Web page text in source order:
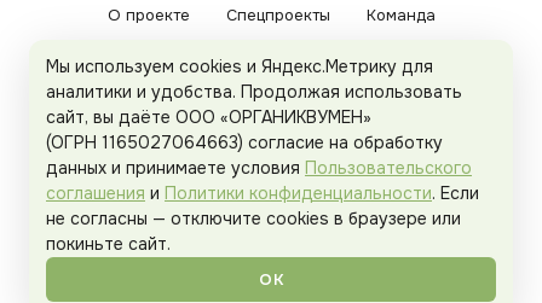
О проекте Спецпроекты Команда
Рекламодателям Политика конфиденциальности
Пользовательское соглашение
Organicwoman.ru . Все права защищены.
Мы используем cookies и Яндекс.Метрику для
аналитики и удобства. Продолжая использовать
сайт, вы даёте ООО «ОРГАНИКВУМЕН»
(ОГРН 1165027064663) согласие на обработку
данных и принимаете условия Пользовательского
соглашения и Политики конфиденциальности. Если
не согласны — отключите cookies в браузере или
покиньте сайт.
ОК